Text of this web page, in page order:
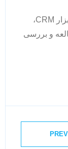
به یاد داشته باشید با توجه به درجه اهمیت ابزار CRM،
و بررسی
PREV